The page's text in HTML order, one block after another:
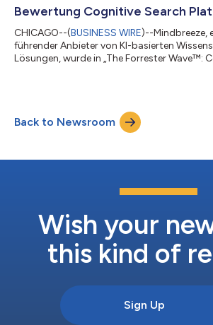
Bewertung Cognitive Search
CHICAGO--(BUSINESS WIRE)--Mindbreeze,
führender Anbieter von KI-basierten
Lösungen, wurde in „The Forrester Wave™:
Kundenfeedback. Die Anerkennung erhielt
zuverlässige und sichere Plattform, die
Kundenerfahrungen und ihre Vision,
Back to Newsroom
Wish your
this kind of
Sign Up